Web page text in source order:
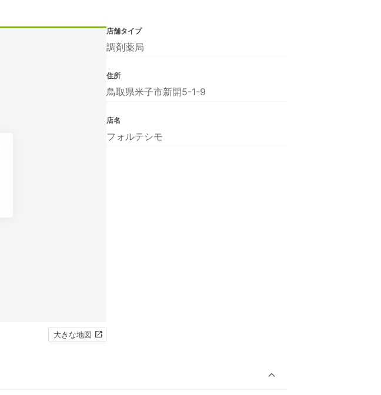
大きな地図
店舗タイプ
調剤薬局
住所
鳥取県米子市新開5-1-9
店名
フォルテシモ